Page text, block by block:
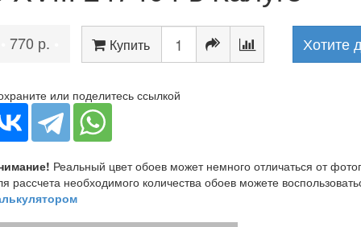
770 р. Купить Хотите
или поделитесь ссылкой
Реальный цвет обоев может немного отличаться от
рассчета необходимого количества обоев можете